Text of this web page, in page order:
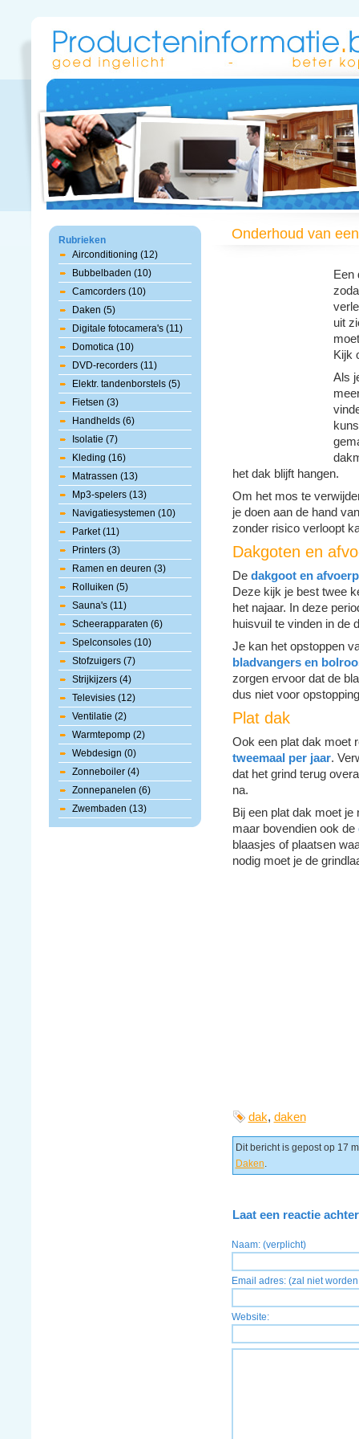
Rubrieken
Airconditioning (12)
Bubbelbaden (10)
Camcorders (10)
Daken (5)
Digitale fotocamera's (11)
Domotica (10)
DVD-recorders (11)
Elektr. tandenborstels (5)
Fietsen (3)
Handhelds (6)
Isolatie (7)
Kleding (16)
Matrassen (13)
Mp3-spelers (13)
Navigatiesystemen (10)
Parket (11)
Printers (3)
Ramen en deuren (3)
Rolluiken (5)
Sauna's (11)
Scheerapparaten (6)
Spelconsoles (10)
Stofzuigers (7)
Strijkijzers (4)
Televisies (12)
Ventilatie (2)
Warmtepomp (2)
Webdesign (0)
Zonneboiler (4)
Zonnepanelen (6)
Zwembaden (13)
Onderhoud van
Een
uit
Kijk
Als
het dak blijft hangen.
Om het mos te
je doen aan de hand
zonder risico verloopt
Dakgoten en
De dakgoot en
Deze kijk je best twee
het najaar. In deze
huisvuil te vinden in de
Je kan het opstoppen
bladvangers en
zorgen ervoor dat de
dus niet voor
Plat dak
Ook een plat dak moet
tweemaal per jaar.
dat het grind terug
na.
Bij een plat dak moet
maar bovendien ook de
blaasjes of plaatsen
nodig moet je de
dak, daken
Dit bericht is gepost op 17
Daken.
Laat een reactie achter
Naam: (verplicht)
Email adres: (zal niet
Website: